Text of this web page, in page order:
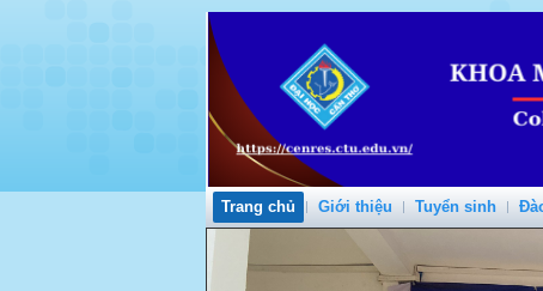
Trang chủ Giới thiệu Tuyển sinh